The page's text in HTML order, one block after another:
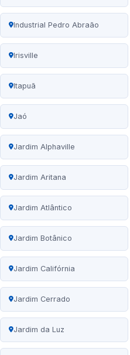
Industrial Pedro Abraão
Irisville
Itapuã
Jaó
Jardim Alphaville
Jardim Aritana
Jardim Atlântico
Jardim Botânico
Jardim Califórnia
Jardim Cerrado
Jardim da Luz